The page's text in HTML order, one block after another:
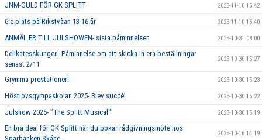
JNM-GULD FÖR GK SPLITT 2025-11-10 15:42
6:e plats på Rikstvåan 13-16 år 2025-11-10 15:40
ANMÄL ER TILL JULSHOWEN- sista påminnelsen 2025-10-31 08:00
Delikatesskungen- Påminnelse om att skicka in era beställningar
senast 2/11
2025-10-30 15:27
Grymma prestationer! 2025-10-30 15:23
Höstlovsgympaskolan 2025- Blev succé! 2025-10-30 15:22
Julshow 2025- "The Splitt Musical" 2025-10-30 15:19
En bra deal för GK Splitt när du bokar rådgivningsmöte hos
2025-10-16 14:19